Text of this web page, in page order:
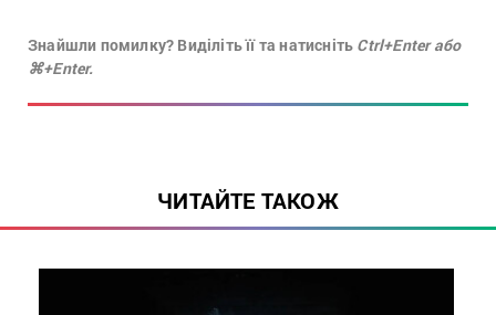
Знайшли помилку? Виділіть її та натисніть Ctrl+Enter або
⌘+Enter.
ЧИТАЙТЕ ТАКОЖ